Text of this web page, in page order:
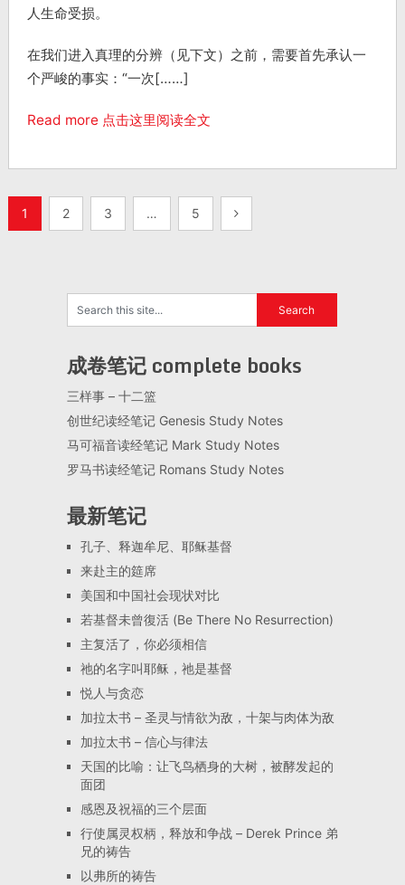
人生命受损。
在我们进入真理的分辨（见下文）之前，需要首先承认一
个严峻的事实：“一次[……]
Read more 点击这里阅读全文
1 2 3 … 5
成卷笔记 complete books
三样事 – 十二篮
创世纪读经笔记 Genesis Study Notes
马可福音读经笔记 Mark Study Notes
罗马书读经笔记 Romans Study Notes
最新笔记
孔子、释迦牟尼、耶稣基督
来赴主的筵席
美国和中国社会现状对比
若基督未曾復活 (Be There No Resurrection)
主复活了，你必须相信
祂的名字叫耶稣，祂是基督
悦人与贪恋
加拉太书 – 圣灵与情欲为敌，十架与肉体为敌
加拉太书 – 信心与律法
天国的比喻：让飞鸟栖身的大树，被酵发起的
面团
感恩及祝福的三个层面
行使属灵权柄，释放和争战 – Derek Prince 弟
兄的祷告
以弗所的祷告